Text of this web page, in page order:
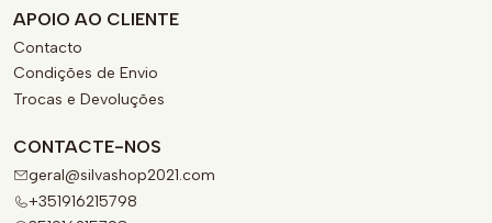
APOIO AO CLIENTE
Contacto
Condições de Envio
Trocas e Devoluções
CONTACTE-NOS
geral@silvashop2021.com
+351916215798